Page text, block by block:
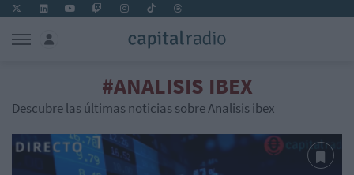
#ANALISIS IBEX
Descubre las últimas noticias sobre Analisis ibex